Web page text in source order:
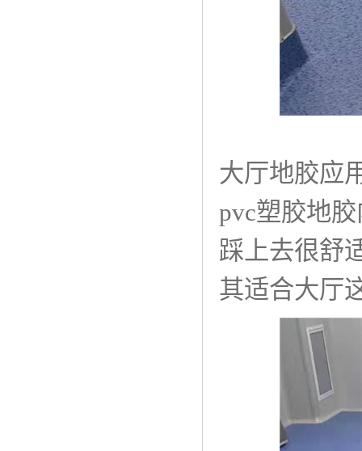
大厅地胶应
pvc塑胶地
踩上去很舒
其适合大厅